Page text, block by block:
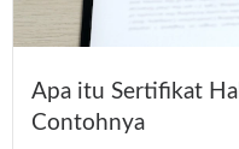
Apa itu Sertifikat
Contohnya